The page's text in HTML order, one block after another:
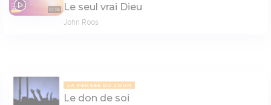
07:06 Le seul vrai Dieu
John Roos
LA PENSÉE DU JOUR
Le don de soi